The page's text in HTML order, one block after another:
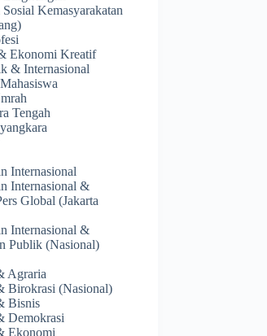
Kemasyarakatan
Ekonomi Kreatif
& Internasional
Tengah
Internasional
Internasional &
Global (Jakarta
Internasional &
Publik (Nasional)
Agraria
Birokrasi (Nasional)
Bisnis
Demokrasi
Ekonomi